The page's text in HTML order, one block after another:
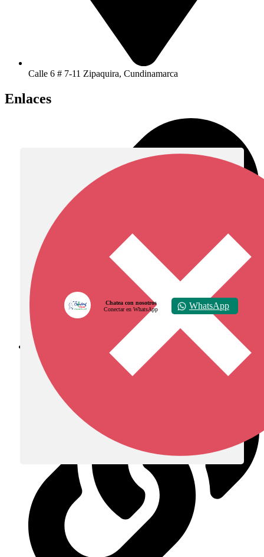
Calle 6 # 7-11 Zipaquira, Cundinamarca
Enlaces
Diócesis de Zipaquirá
Chatea con nosotros
Conectar en WhatsApp
WhatsApp